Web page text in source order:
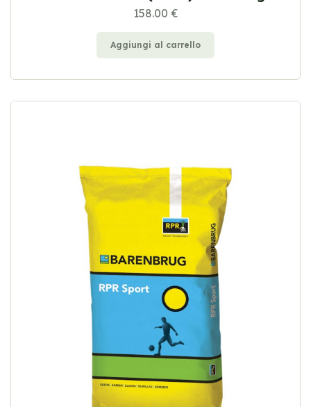
158.00 €
Aggiungi al carrello